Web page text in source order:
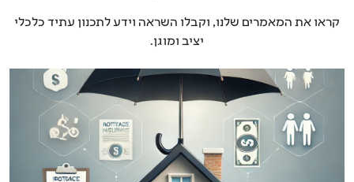
את המאמרים שלנו, וקבלו השראה וידע לתכנון עתיד כלכלי
יציב ומוגן.